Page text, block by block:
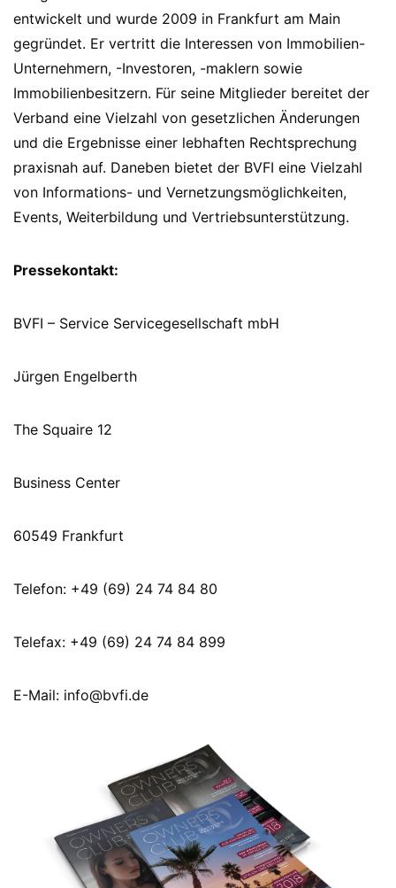
entwickelt und wurde 2009 in Frankfurt am Main
gegründet. Er vertritt die Interessen von Immobilien-
Unternehmern, -Investoren, -maklern sowie
Immobilienbesitzern. Für seine Mitglieder bereitet der
Verband eine Vielzahl von gesetzlichen Änderungen
und die Ergebnisse einer lebhaften Rechtsprechung
praxisnah auf. Daneben bietet der BVFI eine Vielzahl
von Informations- und Vernetzungsmöglichkeiten,
Events, Weiterbildung und Vertriebsunterstützung.
Pressekontakt:
BVFI – Service Servicegesellschaft mbH
Jürgen Engelberth
The Squaire 12
Business Center
60549 Frankfurt
Telefon: +49 (69) 24 74 84 80
Telefax: +49 (69) 24 74 84 899
E-Mail: info@bvfi.de